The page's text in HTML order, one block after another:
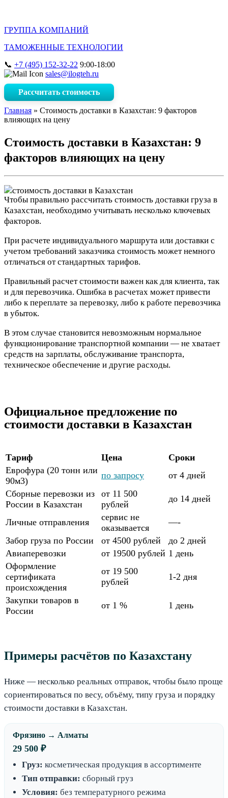
ГРУППА КОМПАНИЙ
ТАМОЖЕННЫЕ ТЕХНОЛОГИИ
+7 (495) 152-32-22 9:00-18:00
sales@ilogteh.ru
Рассчитать стоимость
Главная » Стоимость доставки в Казахстан: 9 факторов
влияющих на цену
Стоимость доставки в Казахстан: 9
факторов влияющих на цену
Чтобы правильно рассчитать стоимость доставки груза в
Казахстан, необходимо учитывать несколько ключевых
факторов.
При расчете индивидуального маршрута или доставки с
учетом требований заказчика стоимость может немного
отличаться от стандартных тарифов.
Правильный расчет стоимости важен как для клиента, так
и для перевозчика. Ошибка в расчетах может привести
либо к переплате за перевозку, либо к работе перевозчика
в убыток.
В этом случае становится невозможным нормальное
функционирование транспортной компании — не хватает
средств на зарплаты, обслуживание транспорта,
техническое обеспечение и другие расходы.
Официальное предложение по
стоимости доставки в Казахстан
Тариф Цена
Сроки
Еврофура (20 тонн или
90м3)
по запросу
от 4 дней
Сборные перевозки из
России в Казахстан
от 11 500
рублей
до 14 дней
Личные отправления
сервис не
оказывается
—-
Забор груза по России
от 4500 рублей
до 2 дней
Авиаперевозки
от 19500 рублей 1 день
Оформление
сертификата
происхождения
от 19 500
рублей
1-2 дня
Закупки товаров в
России
от 1 % 1 день
Примеры расчётов по Казахстану
Ниже — несколько реальных отправок, чтобы было проще
сориентироваться по весу, объёму, типу груза и порядку
стоимости доставки в Казахстан.
Фрязино → Алматы
29 500 ₽
Груз: косметическая продукция в ассортименте
Тип отправки: сборный груз
Условия: без температурного режима